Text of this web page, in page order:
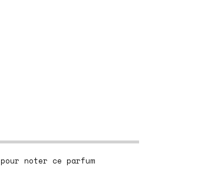
pour noter ce parfum